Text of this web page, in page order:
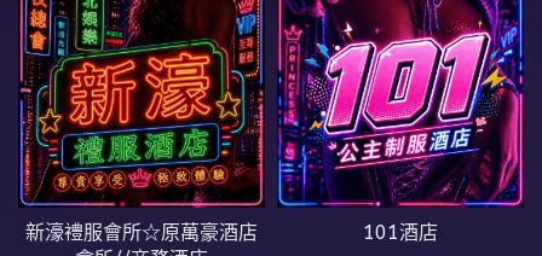
新濠禮服會所☆原萬豪酒店
101酒店